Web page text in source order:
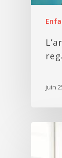
juin